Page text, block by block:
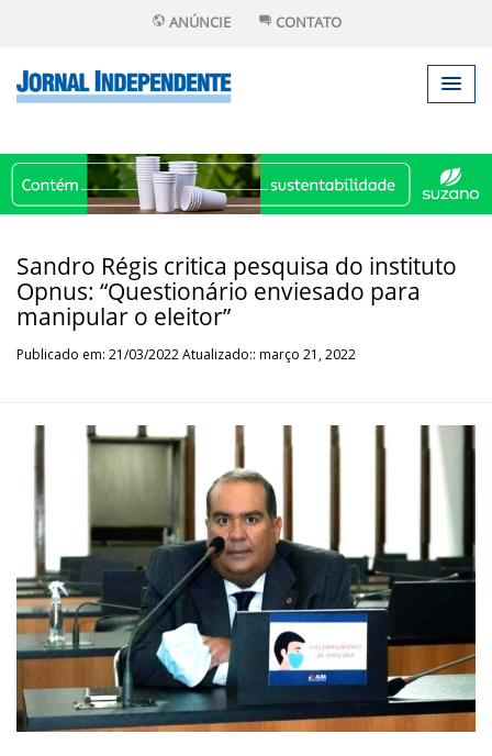
ANÚNCIE CONTATO
Sandro Régis critica pesquisa do instituto
Opnus: “Questionário enviesado para
manipular o eleitor”
Publicado em: 21/03/2022 Atualizado:: março 21, 2022